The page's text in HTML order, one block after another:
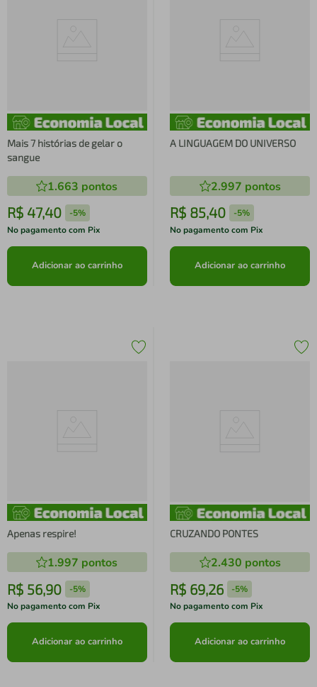
Mais 7 histórias de gelar o
sangue
1.663 pontos
R$ 47,40 -5%
No pagamento com Pix
Adicionar ao carrinho
A LINGUAGEM DO UNIVERSO
2.997 pontos
R$ 85,40 -5%
No pagamento com Pix
Adicionar ao carrinho
Apenas respire!
1.997 pontos
R$ 56,90 -5%
No pagamento com Pix
Adicionar ao carrinho
CRUZANDO PONTES
2.430 pontos
R$ 69,26 -5%
No pagamento com Pix
Adicionar ao carrinho